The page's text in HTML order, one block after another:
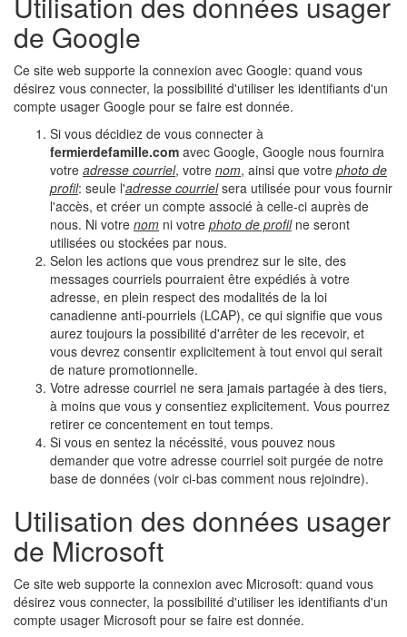
de Google
Ce site web supporte la connexion avec Google: quand vous
désirez vous connecter, la possibilité d'utiliser les identifiants d'un
compte usager Google pour se faire est donnée.
Si vous décidiez de vous connecter à
fermierdefamille.com avec Google, Google nous fournira
votre adresse courriel, votre nom, ainsi que votre photo de
profil: seule l'adresse courrielsera utilisée pour vous fournir
l'accès, et créer un compte associé à celle-ci auprès de
nous. Ni votre nom ni votre photo de profilne seront
utilisées ou stockées par nous.
Selon les actions que vous prendrez sur le site, des
messages courriels pourraient être expédiés à votre
adresse, en plein respect des modalités de la loi
canadienne anti-pourriels (LCAP), ce qui signifie que vous
aurez toujours la possibilité d'arrêter de les recevoir, et
vous devrez consentir explicitement à tout envoi qui serait
de nature promotionnelle.
Votre adresse courriel ne sera jamais partagée à des tiers,
à moins que vous y consentiez explicitement. Vous pourrez
retirer ce concentement en tout temps.
Si vous en sentez la nécéssité, vous pouvez nous
demander que votre adresse courriel soit purgée de notre
base de données (voir ci-bas comment nous rejoindre).
Utilisation des données usager
de Microsoft
Ce site web supporte la connexion avec Microsoft: quand vous
désirez vous connecter, la possibilité d'utiliser les identifiants d'un
compte usager Microsoft pour se faire est donnée.